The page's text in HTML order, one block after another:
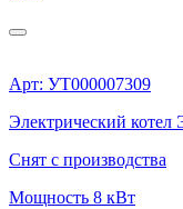
Арт: УТ000007309
Электрический
Снят с производства
Мощность 8 кВт